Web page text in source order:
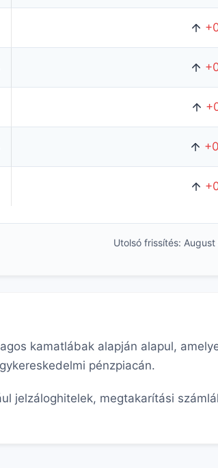
Utolsó frissítés:
kamatlábak alapján alapul,
pénzpiacán.
jelzáloghitelek, megtakarítási